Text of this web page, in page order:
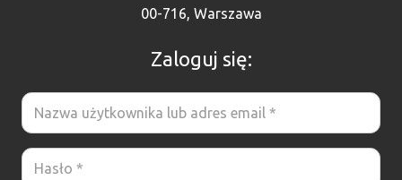
00-716, Warszawa
Zaloguj się: